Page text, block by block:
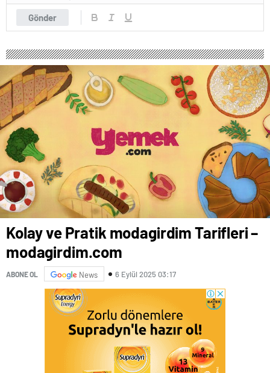
Gönder
Kolay ve Pratik modagirdim Tarifleri –
modagirdim.com
ABONE OL News 6 Eylül 2025 03:17